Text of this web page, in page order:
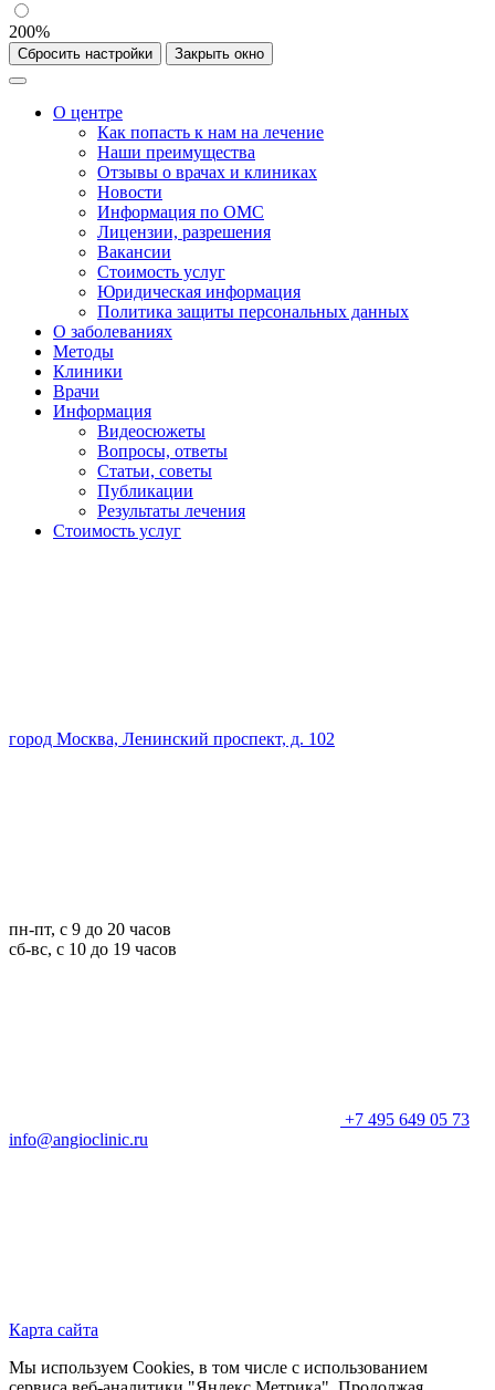
200%
Сбросить настройки Закрыть окно
О центре
Как попасть к нам на лечение
Наши преимущества
Отзывы о врачах и клиниках
Новости
Информация по ОМС
Лицензии, разрешения
Вакансии
Стоимость услуг
Юридическая информация
Политика защиты персональных данных
О заболеваниях
Методы
Клиники
Врачи
Информация
Видеосюжеты
Вопросы, ответы
Статьи, советы
Публикации
Результаты лечения
Стоимость услуг
город Москва, Ленинский проспект, д. 102
пн-пт, с 9 до 20 часов
сб-вс, с 10 до 19 часов
+7 495 649 05 73
info@angioclinic.ru
Карта сайта
Мы используем Cookies, в том числе с использованием